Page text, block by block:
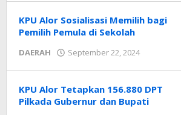
KPU Alor Sosialisasi Memilih bagi
Pemilih Pemula di Sekolah
DAERAH September 22, 2024
NTT
KPU Alor Tetapkan 156.880 DPT
Pilkada Gubernur dan Bupati